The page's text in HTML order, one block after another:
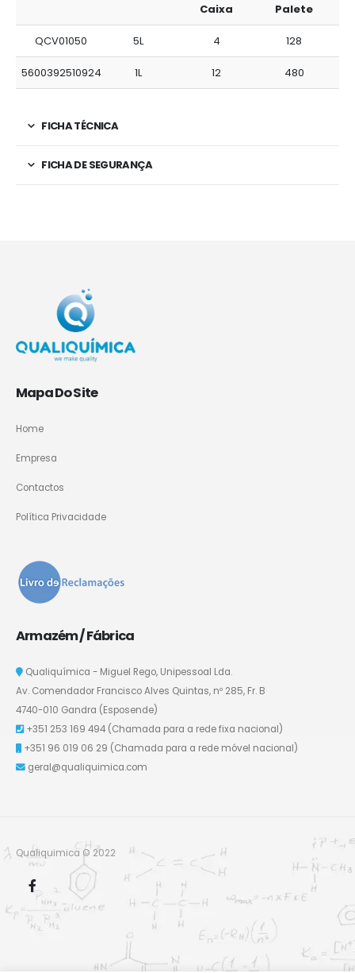
Caixa
Palete
QCV01050 5L 4 128
5600392510924 1L 12 480
FICHA TÉCNICA
FICHA DE SEGURANÇA
Mapa Do Site
Home
Empresa
Contactos
Política Privacidade
Armazém / Fábrica
Qualiquímica - Miguel Rego, Unipessoal Lda.
Av. Comendador Francisco Alves Quintas, nº 285, Fr. B
4740-010 Gandra (Esposende)
+351 253 169 494 (Chamada para a rede fixa nacional)
+351 96 019 06 29 (Chamada para a rede móvel nacional)
geral@qualiquimica.com
Qualiquimica © 2022